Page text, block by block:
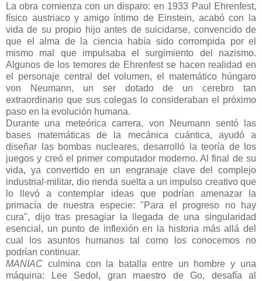
La obra comienza con un disparo: en 1933 Paul Ehrenfest,
físico austriaco y amigo íntimo de Einstein, acabó con la
vida de su propio hijo antes de suicidarse, convencido de
que el alma de la ciencia había sido corrompida por el
mismo mal que impulsaba el surgimiento del nazismo.
Algunos de los temores de Ehrenfest se hacen realidad en
el personaje central del volumen, el matemático húngaro
von Neumann, un ser dotado de un cerebro tan
extraordinario que sus colegas lo consideraban el próximo
paso en la evolución humana.
Durante una meteórica carrera, von Neumann sentó las
bases matemáticas de la mecánica cuántica, ayudó a
diseñar las bombas nucleares, desarrolló la teoría de los
juegos y creó el primer computador moderno. Al final de su
vida, ya convertido en un engranaje clave del complejo
industrial-militar, dio rienda suelta a un impulso creativo que
lo llevó a contemplar ideas que podrían amenazar la
primacía de nuestra especie: "Para el progreso no hay
cura", dijo tras presagiar la llegada de una singularidad
esencial, un punto de inflexión en la historia más allá del
cual los asuntos humanos tal como los conocemos no
podrían continuar.
MANIAC culmina con la batalla entre un hombre y una
máquina: Lee Sedol, gran maestro de Go, desafía al